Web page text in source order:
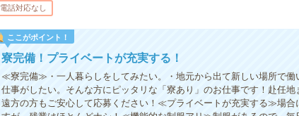
電話対応なし
ここがポイント！
寮完備！プライベートが充実する！
≪寮完備≫・一人暮らしをしてみたい。・地元から出て新しい場所で働
仕事がしたい。そんな方にピッタリな「寮あり」のお仕事です！赴任地
遠方の方もご安心して応募ください！≪プライベートが充実する≫場合